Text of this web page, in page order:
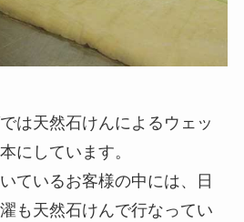
は天然石けんによるウェッ
にしています。
ているお客様の中には、日
も天然石けんで行なってい